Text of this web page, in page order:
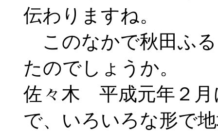
伝わりますね。
このなかで秋田ふ
たのでしょうか。
佐々木 平成元年２月
で、いろいろな形で